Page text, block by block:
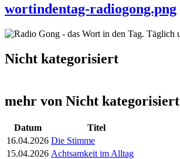
wortindentag-radiogong.png
Nicht kategorisiert
mehr von Nicht kategorisiert
Datum
Titel
16.04.2026 Die Stimme
15.04.2026 Achtsamkeit im Alltag